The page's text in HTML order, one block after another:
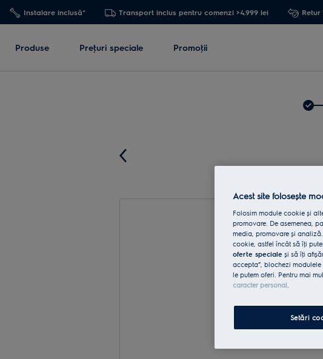
Instalare inclusă* Transport inclus pentru comenzi >4.999 lei Retur
Produse Preţuri speciale Promoţii
Acest site folosește
Folosim module cookie și
promovare. De asemenea,
media, promovare și
cookie, astfel încât să îţi
oferte speciale și să îţi
accepta”, blochezi
le putem oferi. Pentru mai
caracter personal.
Setări